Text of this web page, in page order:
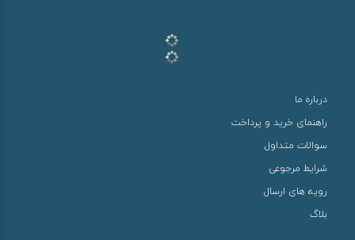
درباره ما
راهنمای خرید و پرداخت
سوالات متداول
شرایط مرجوعی
رویه های ارسال
بلاگ